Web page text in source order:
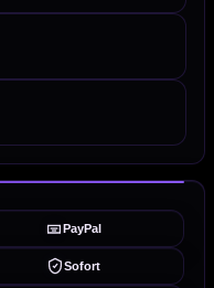
PayPal
Sofort